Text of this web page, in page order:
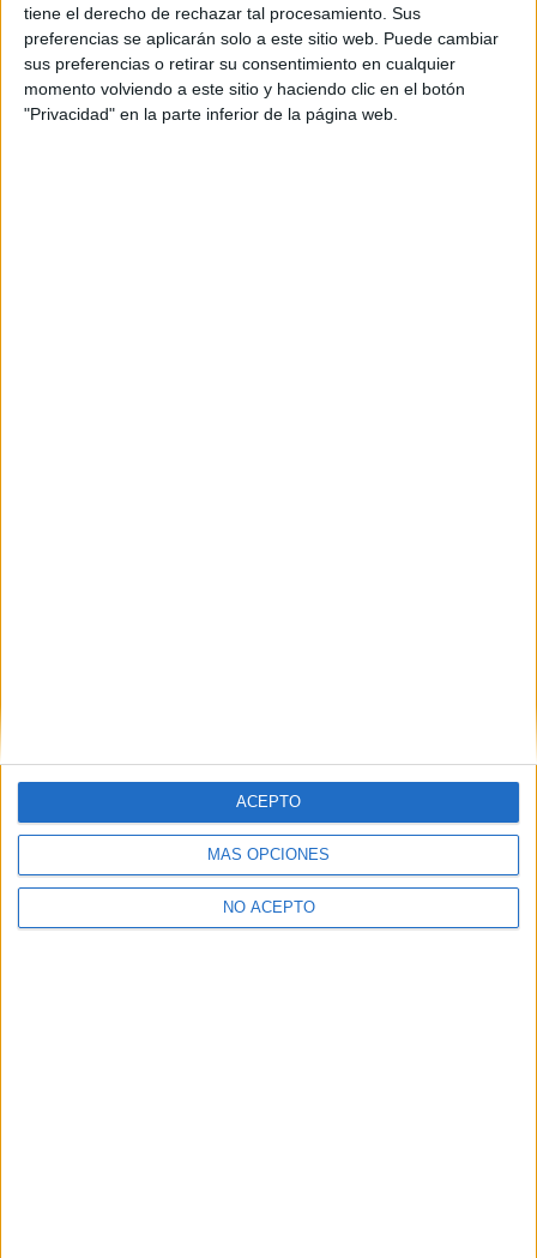
tiene el derecho de rechazar tal procesamiento. Sus
preferencias se aplicarán solo a este sitio web. Puede cambiar
sus preferencias o retirar su consentimiento en cualquier
momento volviendo a este sitio y haciendo clic en el botón
"Privacidad" en la parte inferior de la página web.
MÁS OPCIONES
NO ACEPTO
ACEPTO
Términos y Condiciones de Uso
Aceptolos Términos y Condicionesde uso*
Y como regalo de agradecimiento, por registrarte te daremos
gratis una copia de nuestro ebook con 100 consejos para tu
primer año de universidad